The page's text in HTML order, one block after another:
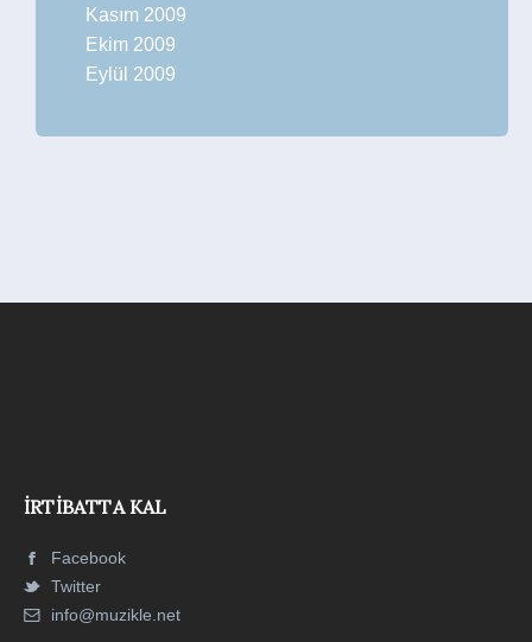
Kasım 2009
Ekim 2009
Eylül 2009
İRTIBATTA KAL
Facebook
Twitter
info@muzikle.net